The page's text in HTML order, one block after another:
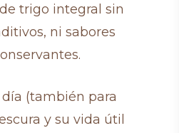
trigo integral sin
ni sabores
(también para
y su vida útil